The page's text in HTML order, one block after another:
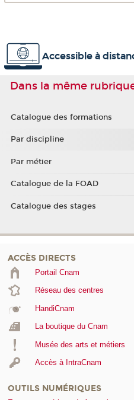
Accessible à
Dans la même
Catalogue des formations
Par discipline
Par métier
Catalogue de la FOAD
Catalogue des stages
ACCÈS DIRECTS
Portail Cnam
Réseau des centres
HandiCnam
La boutique du Cnam
Musée des arts et métiers
Accès à IntraCnam
OUTILS NUMÉRIQUES